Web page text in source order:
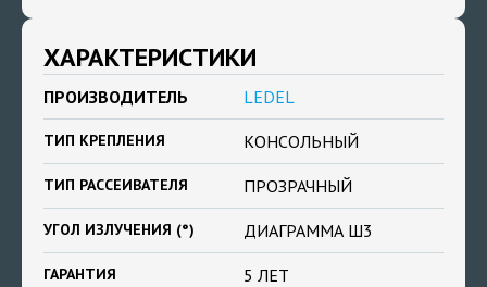
ХАРАКТЕРИСТИКИ
ПРОИЗВОДИТЕЛЬ LEDEL
ТИП КРЕПЛЕНИЯ КОНСОЛЬНЫЙ
ТИП РАССЕИВАТЕЛЯ ПРОЗРАЧНЫЙ
УГОЛ ИЗЛУЧЕНИЯ (°) ДИАГРАММА Ш3
ГАРАНТИЯ 5 ЛЕТ